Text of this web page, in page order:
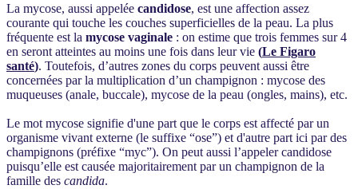
La mycose, aussi appelée candidose, est une affection assez
courante qui touche les couches superficielles de la peau. La plus
fréquente est la mycose vaginale : on estime que trois femmes sur 4
en seront atteintes au moins une fois dans leur vie (Le Figaro
santé). Toutefois, d’autres zones du corps peuvent aussi être
concernées par la multiplication d’un champignon : mycose des
muqueuses (anale, buccale), mycose de la peau (ongles, mains), etc.
Le mot mycose signifie d'une part que le corps est affecté par un
organisme vivant externe (le suffixe “ose”) et d'autre part ici par des
champignons (préfixe “myc”). On peut aussi l’appeler candidose
puisqu’elle est causée majoritairement par un champignon de la
famille des candida.